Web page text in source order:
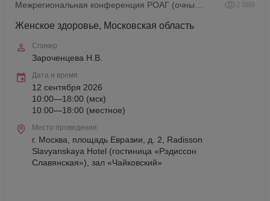
2 089
Женское здоровье, Московская область
Спикер
Зароченцева Н.В.
Дата и время
12 сентября 2026
10:00—18:00 (мск)
10:00—18:00 (местное)
Место проведения
г. Москва, площадь Евразии, д. 2, Radisson
Slavyanskaya Hotel (гостиница «Рэдиссон
Славянская»), зал «Чайковский»